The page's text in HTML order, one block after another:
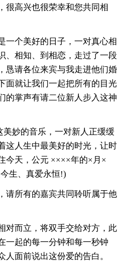
很高兴也很荣幸和您共同相
一个美好的日子，一对真心相
、相知、到相恋，走过了一段
恳请各位来宾与我走进他们婚
面就让我们一起把所有的目光
的掌声有请二位新人步入这神
妙的音乐，一对新人正缓缓
这人生中最美好的时光，让时
今天，公元 ××××年的×月×
生、真爱永恒!)
请所有的嘉宾共同聆听属于他
对而立，将双手交给对方，此
一起的每一分钟和每一秒钟
面前说出这份爱的告白。